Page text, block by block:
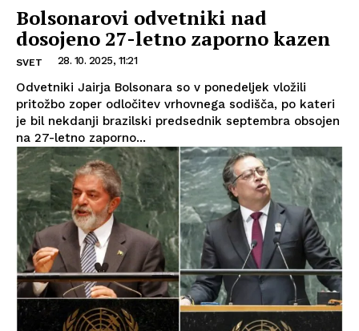
Bolsonarovi odvetniki nad
dosojeno 27-letno zaporno kazen
SVET 28. 10. 2025, 11:21
Odvetniki Jairja Bolsonara so v ponedeljek vložili
pritožbo zoper odločitev vrhovnega sodišča, po kateri
je bil nekdanji brazilski predsednik septembra obsojen
na 27-letno zaporno...